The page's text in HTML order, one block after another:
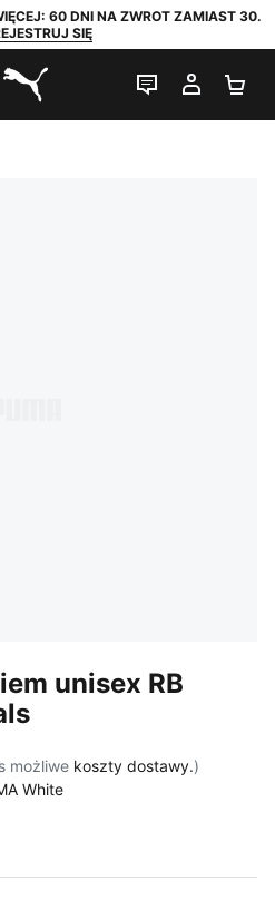
60 DNI NA ZWROT ZAMIAST 30.
SIĘ
PUMA.com
CZAT NA
MOJE
unisex RB
możliwe koszty dostawy.)
White
White